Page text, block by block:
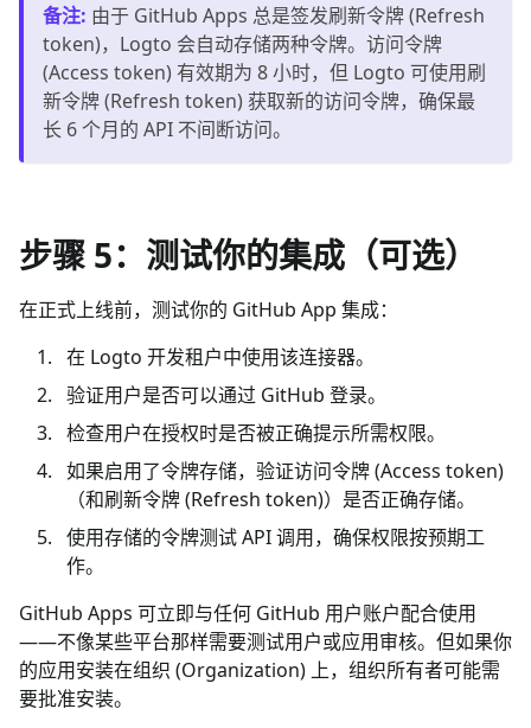
备注: 由于 GitHub Apps 总是签发刷新令牌 (Refresh
token)，Logto 会自动存储两种令牌。访问令牌
(Access token) 有效期为 8 小时，但 Logto 可使用刷
新令牌 (Refresh token) 获取新的访问令牌，确保最
长 6 个月的 API 不间断访问。
步骤 5：测试你的集成（可选）
在正式上线前，测试你的 GitHub App 集成：
在 Logto 开发租户中使用该连接器。
验证用户是否可以通过 GitHub 登录。
检查用户在授权时是否被正确提示所需权限。
如果启用了令牌存储，验证访问令牌 (Access token)
（和刷新令牌 (Refresh token)）是否正确存储。
使用存储的令牌测试 API 调用，确保权限按预期工
作。
GitHub Apps 可立即与任何 GitHub 用户账户配合使用
——不像某些平台那样需要测试用户或应用审核。但如果你
的应用安装在组织 (Organization) 上，组织所有者可能需
要批准安装。